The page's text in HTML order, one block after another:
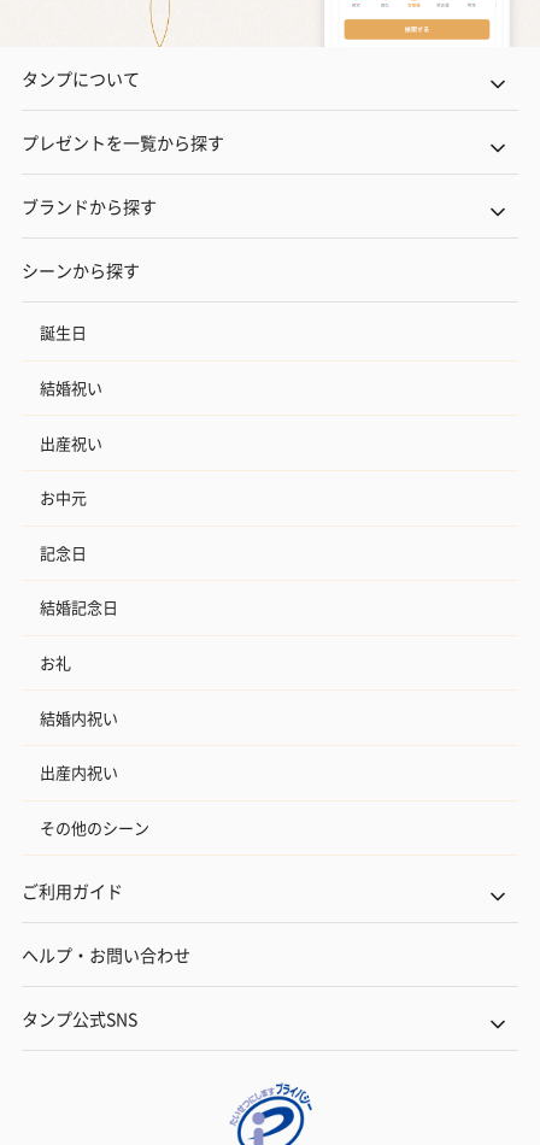
タンプについて
プレゼントを一覧から探す
ブランドから探す
シーンから探す
誕生日
結婚祝い
出産祝い
お中元
記念日
結婚記念日
お礼
結婚内祝い
出産内祝い
その他のシーン
ご利用ガイド
ヘルプ・お問い合わせ
タンプ公式SNS